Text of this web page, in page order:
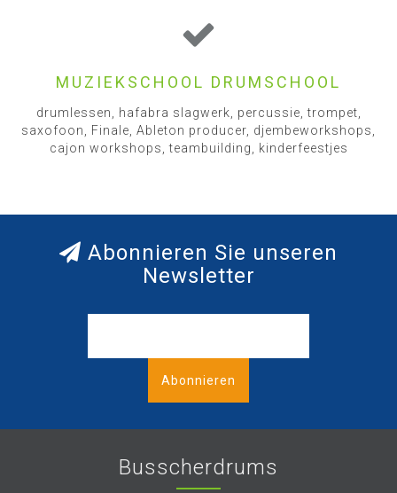
MUZIEKSCHOOL DRUMSCHOOL
drumlessen, hafabra slagwerk, percussie, trompet,
saxofoon, Finale, Ableton producer, djembeworkshops,
cajon workshops, teambuilding, kinderfeestjes
Abonnieren Sie unseren
Newsletter
Abonnieren
Busscherdrums